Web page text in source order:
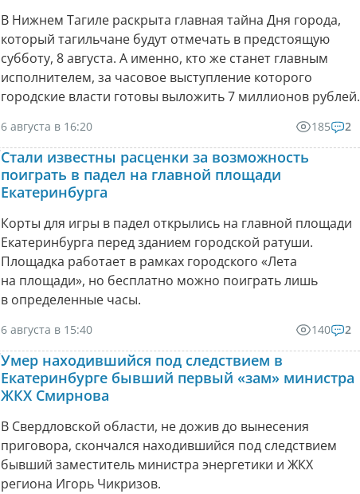
В Нижнем Тагиле раскрыта главная тайна Дня города,
который тагильчане будут отмечать в предстоящую
субботу, 8 августа. А именно, кто же станет главным
исполнителем, за часовое выступление которого
городские власти готовы выложить 7 миллионов рублей.
6 августа в 16:20 185 2
Стали известны расценки за возможность
поиграть в падел на главной площади
Екатеринбурга
Корты для игры в падел открылись на главной площади
Екатеринбурга перед зданием городской ратуши.
Площадка работает в рамках городского «Лета
на площади», но бесплатно можно поиграть лишь
в определенные часы.
6 августа в 15:40 140 2
Умер находившийся под следствием в
Екатеринбурге бывший первый «зам» министра
ЖКХ Смирнова
В Свердловской области, не дожив до вынесения
приговора, скончался находившийся под следствием
бывший заместитель министра энергетики и ЖКХ
региона Игорь Чикризов.